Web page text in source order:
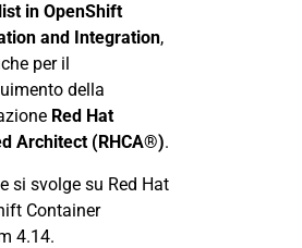
in OpenShift
and Integration,
per il
della
Red Hat
Architect (RHCA®).
si svolge su Red Hat
Container
4.14.